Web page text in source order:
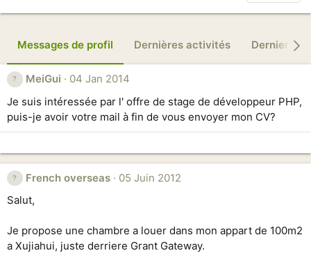
Messages de profil Dernières activités Derniers
MeiGui
04 Jan 2014
Je suis intéressée par l' offre de stage de développeur PHP,
puis-je avoir votre mail à fin de vous envoyer mon CV?
French overseas
05 Juin 2012
Salut,
Je propose une chambre a louer dans mon appart de 100m2
a Xujiahui, juste derriere Grant Gateway.